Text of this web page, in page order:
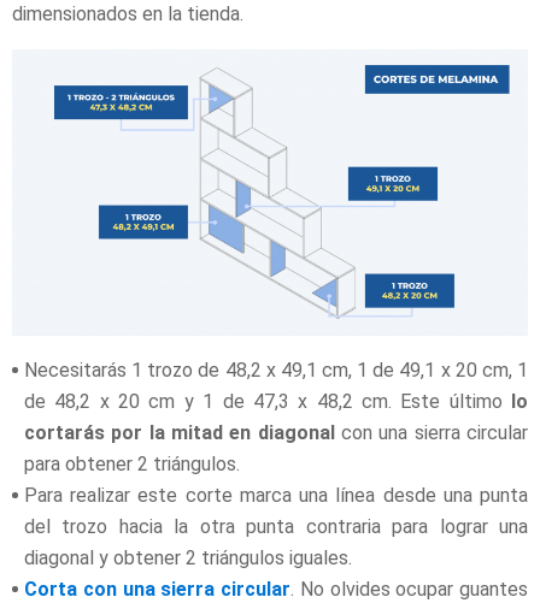
dimensionados en la tienda.
Necesitarás 1 trozo de 48,2 x 49,1 cm, 1 de 49,1 x 20 cm, 1
de 48,2 x 20 cm y 1 de 47,3 x 48,2 cm. Este último lo
cortarás por la mitad en diagonalcon una sierra circular
para obtener 2 triángulos.
Para realizar este corte marca una línea desde una punta
del trozo hacia la otra punta contraria para lograr una
diagonal y obtener 2 triángulos iguales.
Corta con una sierra circular. No olvides ocupar guantes